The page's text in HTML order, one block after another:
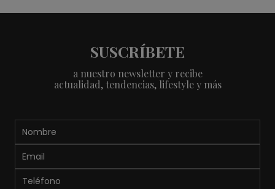
SUSCRÍBETE
a nuestro newsletter y recibe
actualidad, tendencias, lifestyle y más